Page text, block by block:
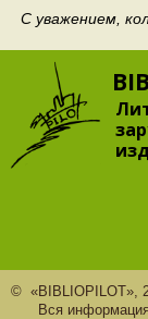
С уважением,
© «BIBLIOPILOT»,
Вся